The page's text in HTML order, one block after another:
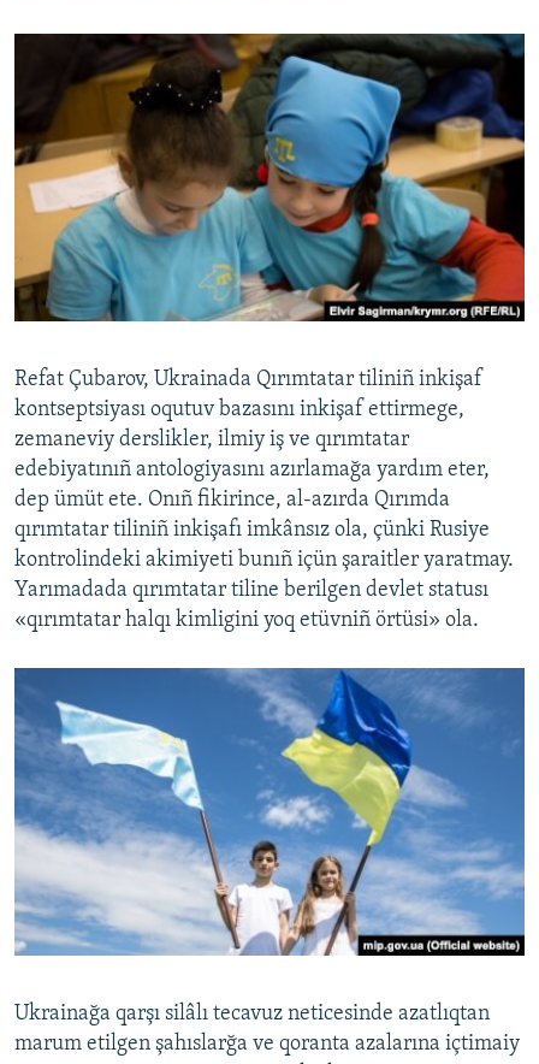
Refat Çubarov, Ukrainada Qırımtatar tiliniñ inkişaf
kontseptsiyası oqutuv bazasını inkişaf ettirmege,
zemaneviy derslikler, ilmiy iş ve qırımtatar
edebiyatınıñ antologiyasını azırlamağa yardım eter,
dep ümüt ete. Onıñ fikirince, al-azırda Qırımda
qırımtatar tiliniñ inkişafı imkânsız ola, çünki Rusiye
kontrolindeki akimiyeti bunıñ içün şaraitler yaratmay.
Yarımadada qırımtatar tiline berilgen devlet statusı
«qırımtatar halqı kimligini yoq etüvniñ örtüsi» ola.
Ukrainağa qarşı silâlı tecavuz neticesinde azatlıqtan
marum etilgen şahıslarğa ve qoranta azalarına içtimaiy